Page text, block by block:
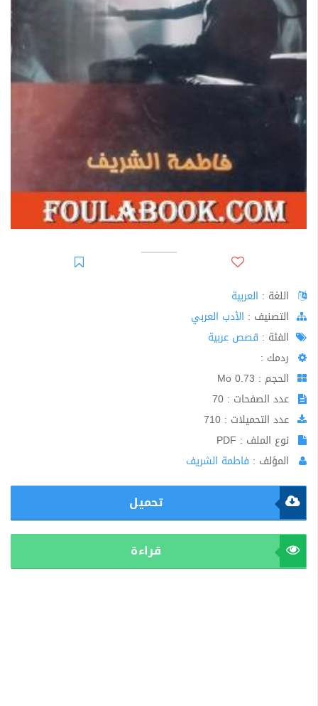
اللغة : العربية
اﻟﺘﺼﻨﻴﻒ : الأدب العربي
الفئة : قصص عربية
ردمك :
الحجم : 0.73 Mo
عدد الصفحات : 70
عدد التحميلات : 710
نوع الملف : PDF
المؤلف : فاطمة الشريف
تحميل
قراءة